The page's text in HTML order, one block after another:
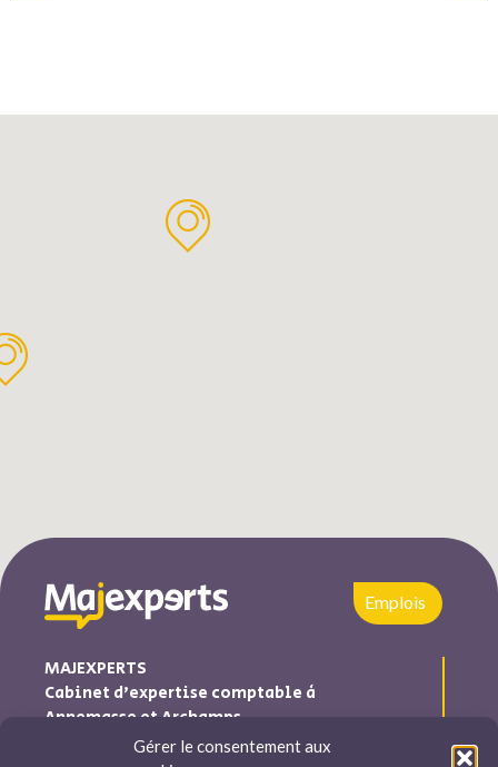
Gérer le consentement aux
Emplois
MAJEXPERTS
Cabinet d’expertise comptable à
Annemasse et Archamps
Majexperts est inscrite au tableau de l’ordre des experts